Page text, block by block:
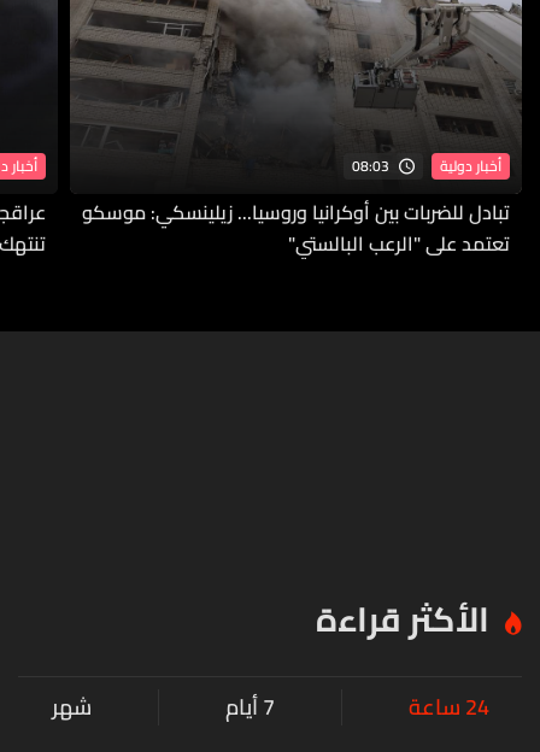
أخبار دولية 08:03
تبادل للضربات بين أوكرانيا وروسيا... زيلينسكي: موسكو
تعتمد على "الرعب البالستي"
أخبار
الأكثر قراءة
24 ساعة 7 أيام شهر